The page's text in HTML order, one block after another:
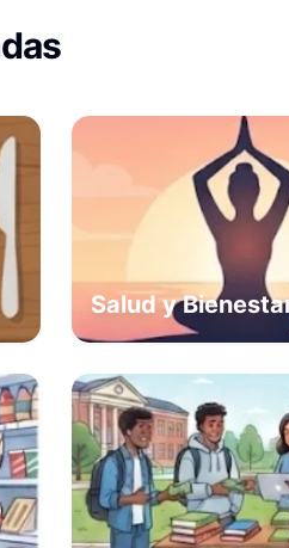
Salud y